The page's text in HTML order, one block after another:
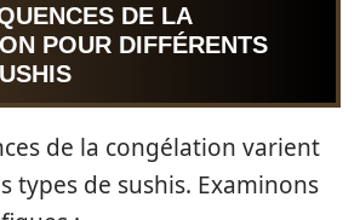
DE LA
POUR DIFFÉRENTS
de la congélation varient
types de sushis. Examinons